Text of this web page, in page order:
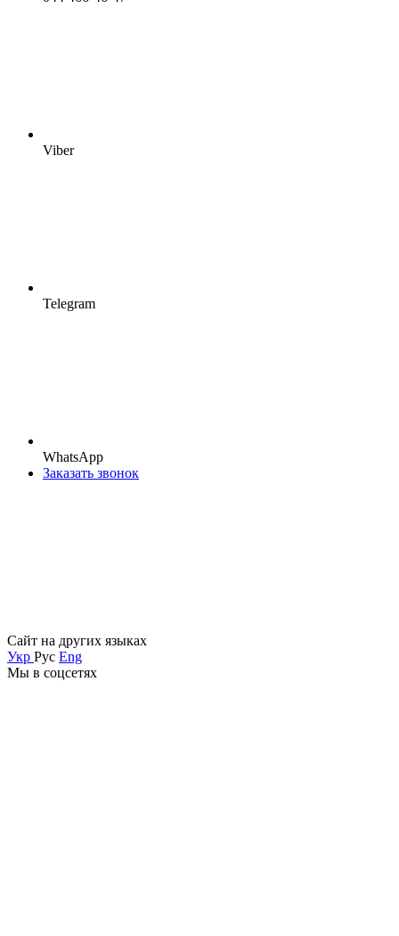
Viber
Telegram
WhatsApp
Заказать звонок
Сайт на других языках
Укр Рус Eng
Мы в соцсетях